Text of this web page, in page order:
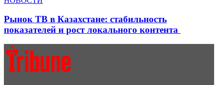
Рынок ТВ в Казахстане: стабильность
показателей и рост локального контента